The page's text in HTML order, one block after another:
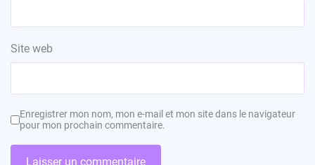
Site web
Enregistrer mon nom, mon e-mail et mon site dans le navigateur
pour mon prochain commentaire.